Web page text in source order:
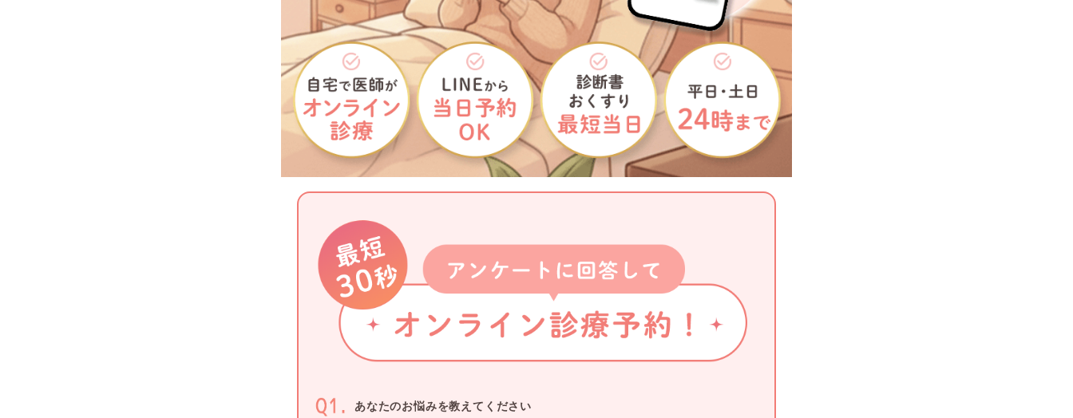
あなたのお悩みを教えてください